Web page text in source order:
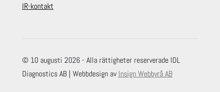
IR-kontakt
© 10 augusti 2026 - Alla rättigheter reserverade IDL
Diagnostics AB | Webbdesign avInsign Webbyrå AB